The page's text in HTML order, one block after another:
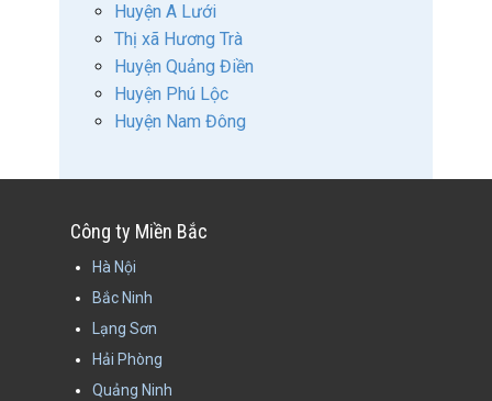
Huyện A Lưới
Thị xã Hương Trà
Huyện Quảng Điền
Huyện Phú Lộc
Huyện Nam Đông
Công ty Miền Bắc
Hà Nội
Bắc Ninh
Lạng Sơn
Hải Phòng
Quảng Ninh